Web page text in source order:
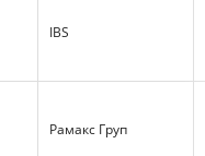
IBS
Рамакс Груп